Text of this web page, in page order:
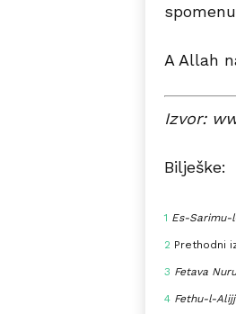
A Allah
Izvor:
Bilješke:
1 Es-Sarimu-
2 Prethodni
3 Fetava
4 Fethu-l-